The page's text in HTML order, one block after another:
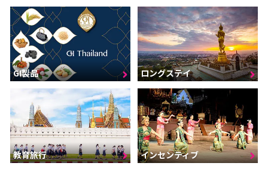
GI製品 ロングステイ
教育旅行 インセンティブ